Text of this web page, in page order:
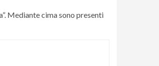
Mediante cima sono presenti